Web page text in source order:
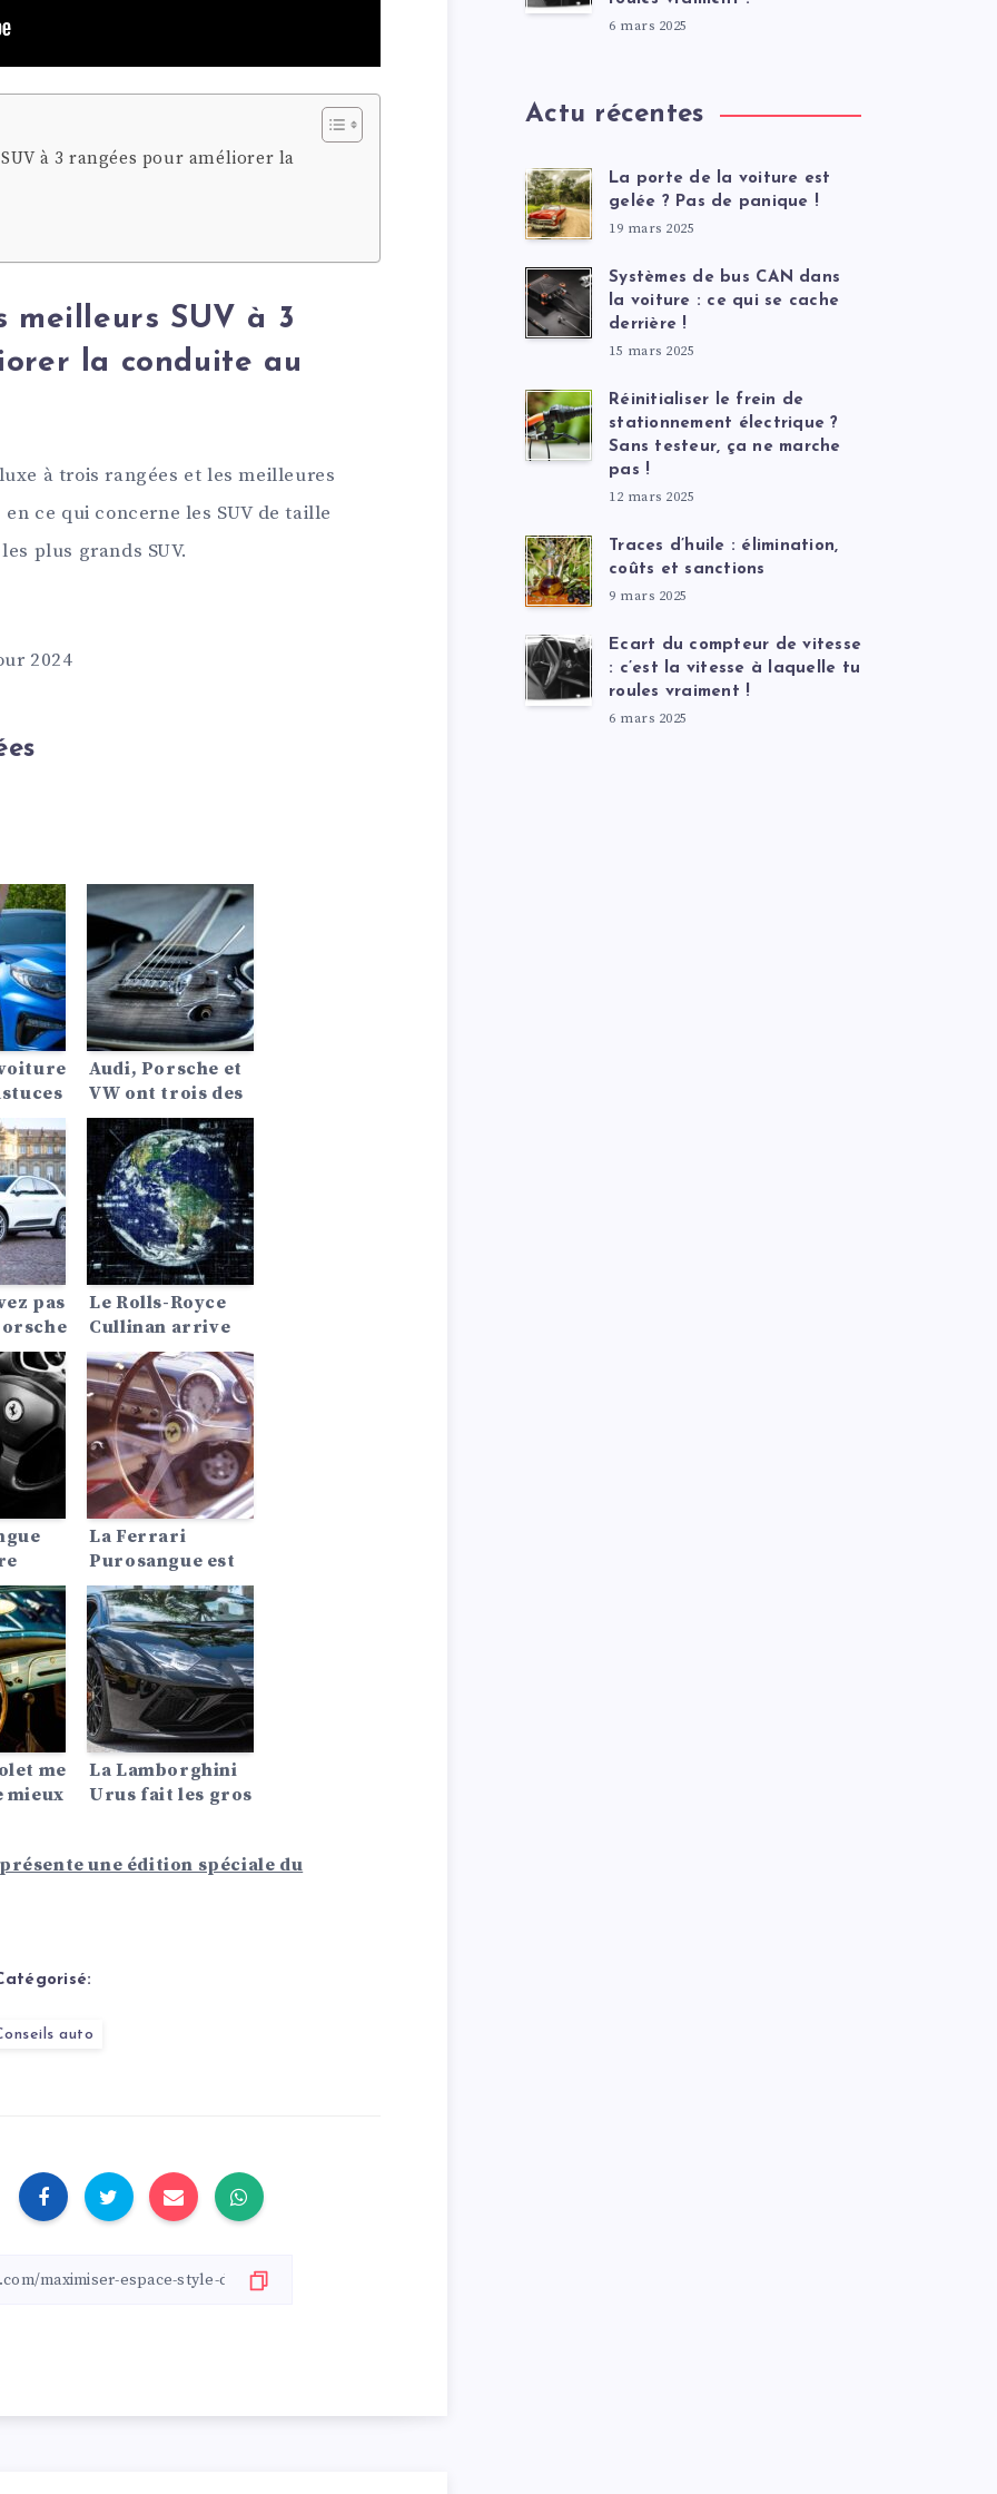
à 3 rangées pour améliorer la
meilleurs SUV à 3
la conduite au
à trois rangées et les meilleures
ce qui concerne les SUV de taille
plus grands SUV.
2024
Audi, Porsche et
VW ont trois des
meilleurs VE du
marché
pas
et
Le Rolls-Royce
Cullinan arrive
en tête de toutes
les listes de
véhicules
utilitaires les
plus luxueux.
La Ferrari
Purosangue est
le SUV le plus
rapide du monde
– et ce n’est qu’un
début !
me
mieux
La Lamborghini
Urus fait les gros
aiment-elles tant
une édition spéciale du
auto
6 mars 2025
Actu récentes
La porte de la voiture est
gelée ? Pas de panique !
19 mars 2025
Systèmes de bus CAN dans
la voiture : ce qui se cache
derrière !
15 mars 2025
Réinitialiser le frein de
stationnement électrique ?
Sans testeur, ça ne marche
pas !
12 mars 2025
Traces d’huile : élimination,
coûts et sanctions
9 mars 2025
Ecart du compteur de vitesse
: c’est la vitesse à laquelle tu
roules vraiment !
6 mars 2025